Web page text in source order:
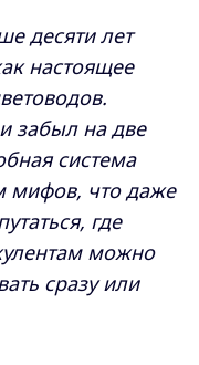
десяти лет
настоящее
забыл на две
система
мифов, что даже
где
можно
сразу или